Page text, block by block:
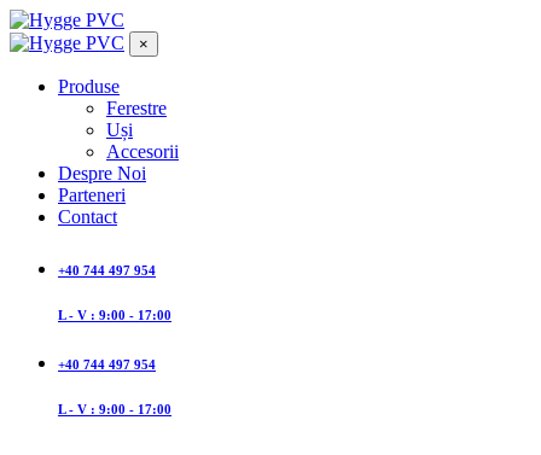
×
Produse
Ferestre
Uși
Accesorii
Despre Noi
Parteneri
Contact
+40 744 497 954
L - V : 9:00 - 17:00
+40 744 497 954
L - V : 9:00 - 17:00